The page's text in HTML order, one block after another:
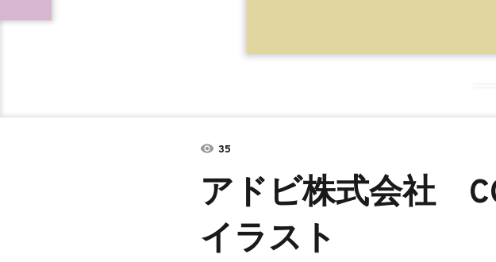
35
アドビ株式会社
イラスト